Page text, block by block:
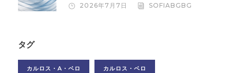
2026年7月7日 SOFIABGBG
タグ
カルロス・A・ベロ カルロス・ベロ